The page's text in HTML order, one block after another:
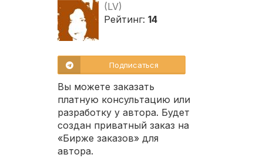
(LV)
Рейтинг: 14
Подписаться
Вы можете заказать
платную консультацию или
разработку у автора. Будет
создан приватный заказ на
«Бирже заказов» для
автора.